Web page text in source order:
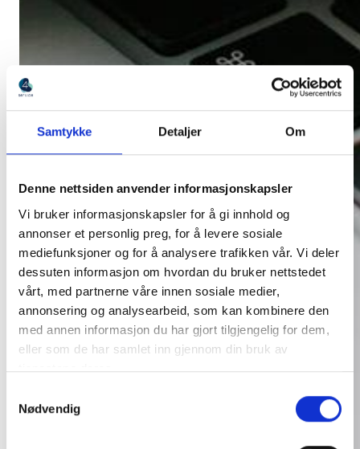
Samtykke Detaljer Om
Denne nettsiden anvender informasjonskapsler
Vi bruker informasjonskapsler for å gi innhold og
annonser et personlig preg, for å levere sosiale
mediefunksjoner og for å analysere trafikken vår. Vi deler
dessuten informasjon om hvordan du bruker nettstedet
vårt, med partnerne våre innen sosiale medier,
annonsering og analysearbeid, som kan kombinere den
med annen informasjon du har gjort tilgjengelig for dem,
eller som de har samlet inn gjennom din bruk av
tjenestene deres.
Nødvendig